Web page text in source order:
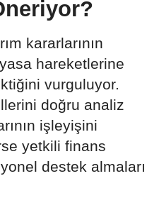
kararlarının
hareketlerine
vurguluyor.
doğru analiz
işleyişini
yetkili finans
destek almaları